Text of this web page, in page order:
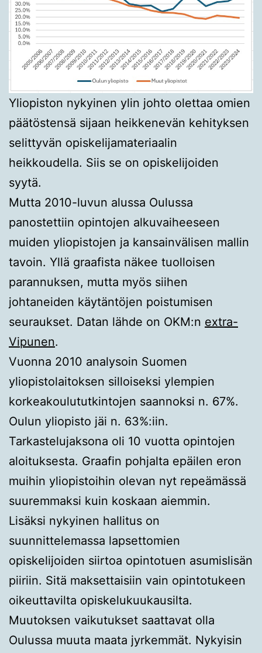
Yliopiston nykyinen ylin johto olettaa omien
päätöstensä sijaan heikkenevän kehityksen
selittyvän opiskelijamateriaalin
heikkoudella. Siis se on opiskelijoiden
syytä.
Mutta 2010-luvun alussa Oulussa
panostettiin opintojen alkuvaiheeseen
muiden yliopistojen ja kansainvälisen mallin
tavoin. Yllä graafista näkee tuolloisen
parannuksen, mutta myös siihen
johtaneiden käytäntöjen poistumisen
seuraukset. Datan lähde on OKM:n extra-
Vipunen.
Vuonna 2010 analysoin Suomen
yliopistolaitoksen silloiseksi ylempien
korkeakoulututkintojen saannoksi n. 67%.
Oulun yliopisto jäi n. 63%:iin.
Tarkastelujaksona oli 10 vuotta opintojen
aloituksesta. Graafin pohjalta epäilen eron
muihin yliopistoihin olevan nyt repeämässä
suuremmaksi kuin koskaan aiemmin.
Lisäksi nykyinen hallitus on
suunnittelemassa lapsettomien
opiskelijoiden siirtoa opintotuen asumislisän
piiriin. Sitä maksettaisiin vain opintotukeen
oikeuttavilta opiskelukuukausilta.
Muutoksen vaikutukset saattavat olla
Oulussa muuta maata jyrkemmät. Nykyisin